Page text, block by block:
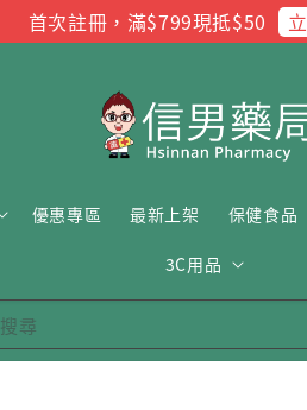
首次註冊，滿$799現抵$50
搜尋
優惠專區 最新上架 保健食品
3C用品